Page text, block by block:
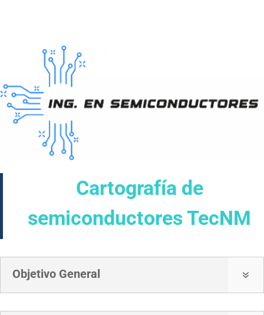
Cartografía de
semiconductores TecNM
Objetivo General 7